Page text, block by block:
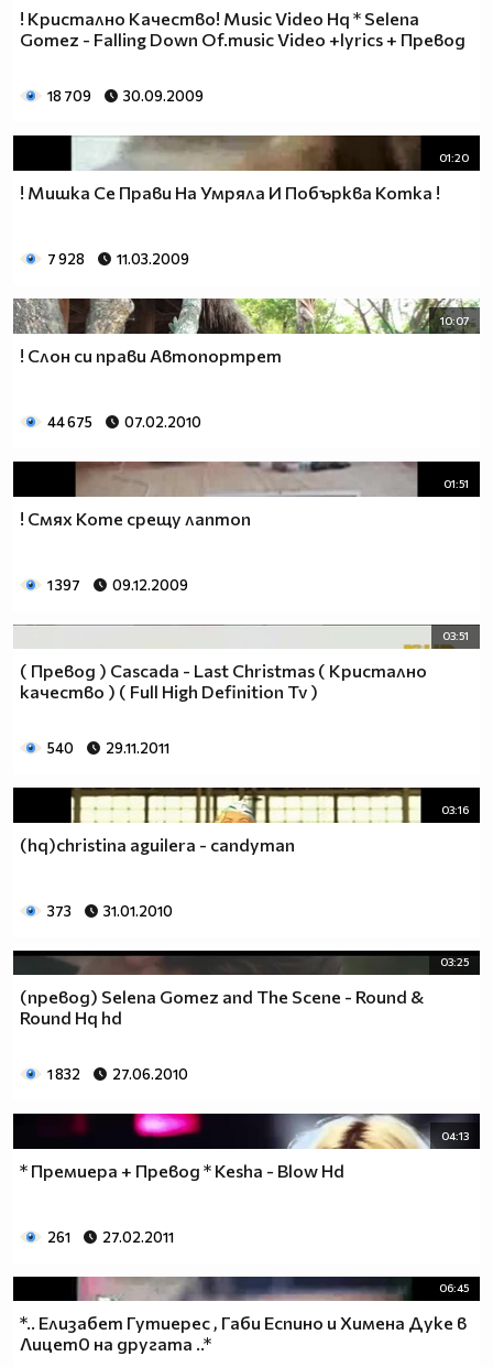
! Кристално Качество! Music Video Hq * Selena
Gomez - Falling Down Of.music Video +lyrics + Превод
18 709 30.09.2009
01:20
! Мишка Се Прави На Умряла И Побърква Котка !
7 928 11.03.2009
10:07
! Слон си прави Автопортрет
44 675 07.02.2010
01:51
! Смях Коте срещу лаптоп
1 397 09.12.2009
03:51
( Превод ) Cascada - Last Christmas ( Кристално
качество ) ( Full High Definition Tv )
540 29.11.2011
03:16
(hq)christina aguilera - candyman
373 31.01.2010
03:25
(превод) Selena Gomez and The Scene - Round &
Round Hq hd
1 832 27.06.2010
04:13
* Премиера + Превод * Kesha - Blow Hd
261 27.02.2011
06:45
*.. Елизабет Гутиерес , Габи Еспино и Химена Дуке в
Лицет0 на другата ..*